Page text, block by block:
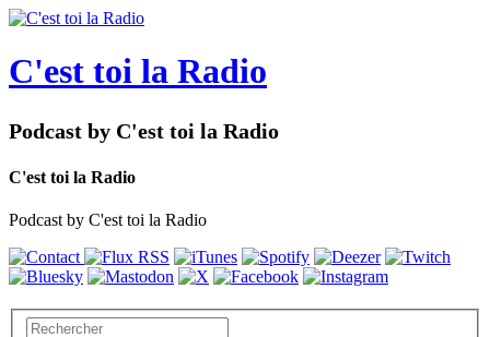
C'est toi la Radio
Podcast by C'est toi la Radio
C'est toi la Radio
Podcast by C'est toi la Radio